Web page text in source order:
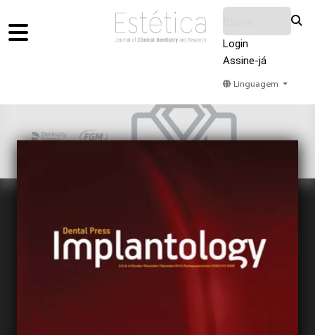
Login
Assine-já
Linguagem
Sobre Nós